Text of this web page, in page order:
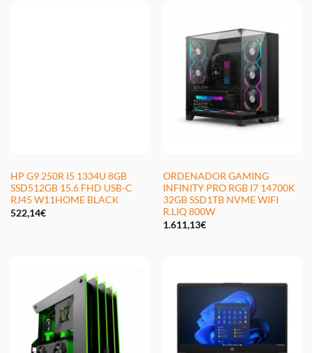
HP G9 250R I5 1334U 8GB
SSD512GB 15.6 FHD USB-C
RJ45 W11HOME BLACK
522,14€
ORDENADOR GAMING
INFINITY PRO RGB I7 14700K
32GB SSD1TB NVME WIFI
R.LIQ 800W
1.611,13€